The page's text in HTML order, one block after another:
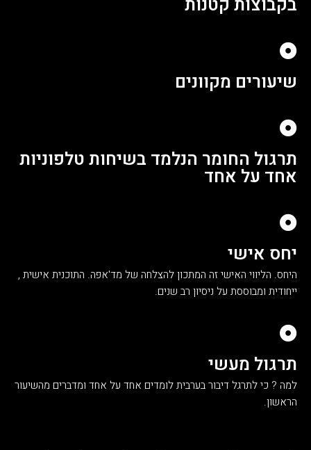
שיעורים מקוונים
תרגול החומר הנלמד בשיחות טלפוניות
אחד על אחד
יחס אישי
היחס. הליווי האישי זה המתכון להצלחה של מד'אפה. התוכנית אישית ,
ייחודית ומבוססת על ניסיון רב שנים.
תרגול מעשי
למה ? כי לתרגל דיבור בערבית לומדים אחד על אחד ומדברים מהשיעור
הראשון.